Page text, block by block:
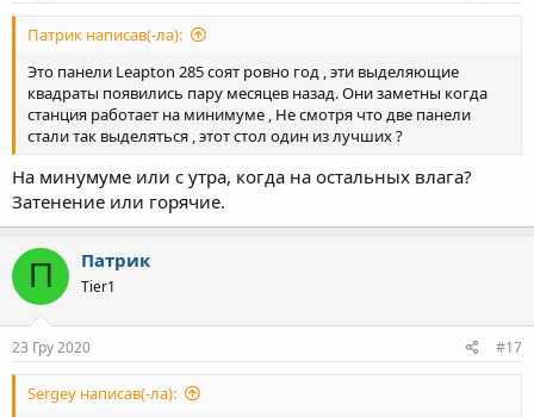
Патрик написав(-ла):
Это панели Leapton 285 cоят ровно год , эти выделяющие
квадраты появились пару месяцев назад. Они заметны когда
станция работает на минимуме , Не смотря что две панели
стали так выделяться , этот стол один из лучших ?
На минумуме или с утра, когда на остальных влага?
Затенение или горячие.
П Патрик
Tier1
23 Гру 2020 #17
Sergey написав(-ла):